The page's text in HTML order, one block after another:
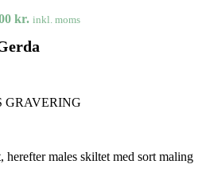
kr. inkl. moms
GRAVERING
herefter males skiltet med sort maling